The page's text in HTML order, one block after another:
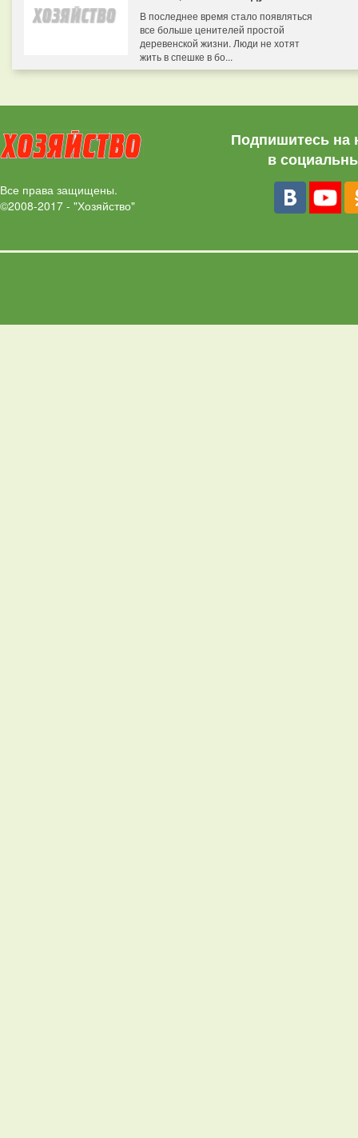
В последнее время стало появляться
все больше ценителей простой
деревенской жизни. Люди не хотят
жить в спешке в бо...
Все права защищены.
©2008-2017 - "Хозяйство"
Подпишитесь на
в